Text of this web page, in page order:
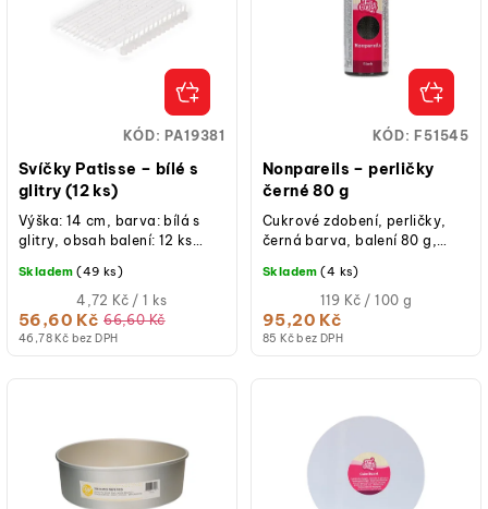
Svíčky Patisse – bílé s
glitry (12 ks)
46,78 Kč bez DPH
56,60 Kč 66,60 Kč
Měrná
cena:
(jednotková
4,72 Kč / 1 ks
Skladem (49 ks)
Výška: 14 cm, barva: bílá s
glitry, obsah balení: 12 ks
ideální pro zdobení dortů k...
KÓD: PA19381
Nonpareils – perličky
černé 80 g
85 Kč bez DPH
95,20 Kč
Měrná
cena:
(jednotková
119 Kč / 100 g
Skladem (4 ks)
Cukrové zdobení, perličky,
černá barva, balení 80 g,
vhodné na dorty, cupcakes i
sušenky.
KÓD: F51545